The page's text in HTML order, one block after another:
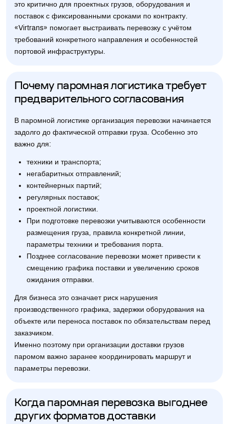
это критично для проектных грузов, оборудования и
поставок с фиксированными сроками по контракту.
«Virtrans» помогает выстраивать перевозку с учётом
требований конкретного направления и особенностей
портовой инфраструктуры.
Почему паромная логистика требует
предварительного согласования
В паромной логистике организация перевозки начинается
задолго до фактической отправки груза. Особенно это
важно для:
техники и транспорта;
негабаритных отправлений;
контейнерных партий;
регулярных поставок;
проектной логистики.
При подготовке перевозки учитываются особенности
размещения груза, правила конкретной линии,
параметры техники и требования порта.
Позднее согласование перевозки может привести к
смещению графика поставки и увеличению сроков
ожидания отправки.
Для бизнеса это означает риск нарушения
производственного графика, задержки оборудования на
объекте или переноса поставок по обязательствам перед
заказчиком.
Именно поэтому при организации доставки грузов
паромом важно заранее координировать маршрут и
параметры перевозки.
Когда паромная перевозка выгоднее
других форматов доставки